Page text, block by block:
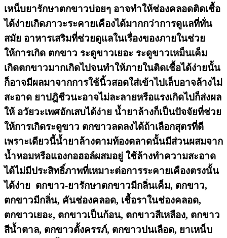
เหน็บยารักษาตกขาวบ่อยๆ อาจทำให้ช่องคลอดติดเชื้อ
ได้ง่ายเกิดภาวะระคายเคืองได้มากกว่าการดูแลที่ทั่น
สมัย อาหารเสริมที่ช่วยดูแลในเรื่องของภายในช่วย
ให้การเกิด ตกขาว ระดูขาวเยอะ ระดูขาวเหม็นเค็ม
เกิดตกขาวมากเกิดไปจนทำให้ภายในติดเชื้อได้ง่ายนั้น
ก็อาจมีผลมาจากการใช้นิ้วสอดใส่เข้าไปเล็บอาจล้างไม่
สะอาด ยาปฎิชีวนะอาจไม่ละลายหรือแรงเกิดไปก็ส่งผล
ให้ อวัยวะเพศอักเสบได้ง่าย น้ำยาล้างก็เป็นปัจจัยที่ช่วย
ให้การเกิดระดูขาว ตกขาวลดลงได้ถ้าเลือกสุตรที่ดี
เพราะเดียวนี้น้ำยาล้างตามท้องตลาดนั้นมีส่วนผสมจาก
น้ำหอมหรือแองกอฮอล์ผสมอยู่ ใช้ล้างทำความสะอาด
ได้ไม่มีประสิทธิ์ภาพที่เหมาะต่อการระคายเคืองตรงนั้น
ได้ง่าย ตกขาว-ยารักษาตกขาวมีกลิ่นเค็ม, ตกขาว,
ตกขาวมีกลิ่น, คันช่องคลอด, เชื้อราในช่องคลอด,
ตกขาวเยอะ, ตกขาวเป็นก้อน, ตกขาวสีเหลือง, ตกขาว
สีน้ำตาล, ตกขาวตั้งครรภ์, ตกขาวปนเลือด, ยาเหน็บ